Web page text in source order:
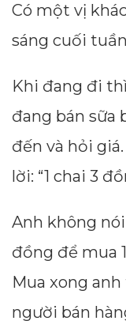
Có một vị
sáng cuối
Khi đang đi
đang bán sữa
đến và hỏi
lời: “1 chai 3
Anh không
đồng để mua
Mua xong
người bán